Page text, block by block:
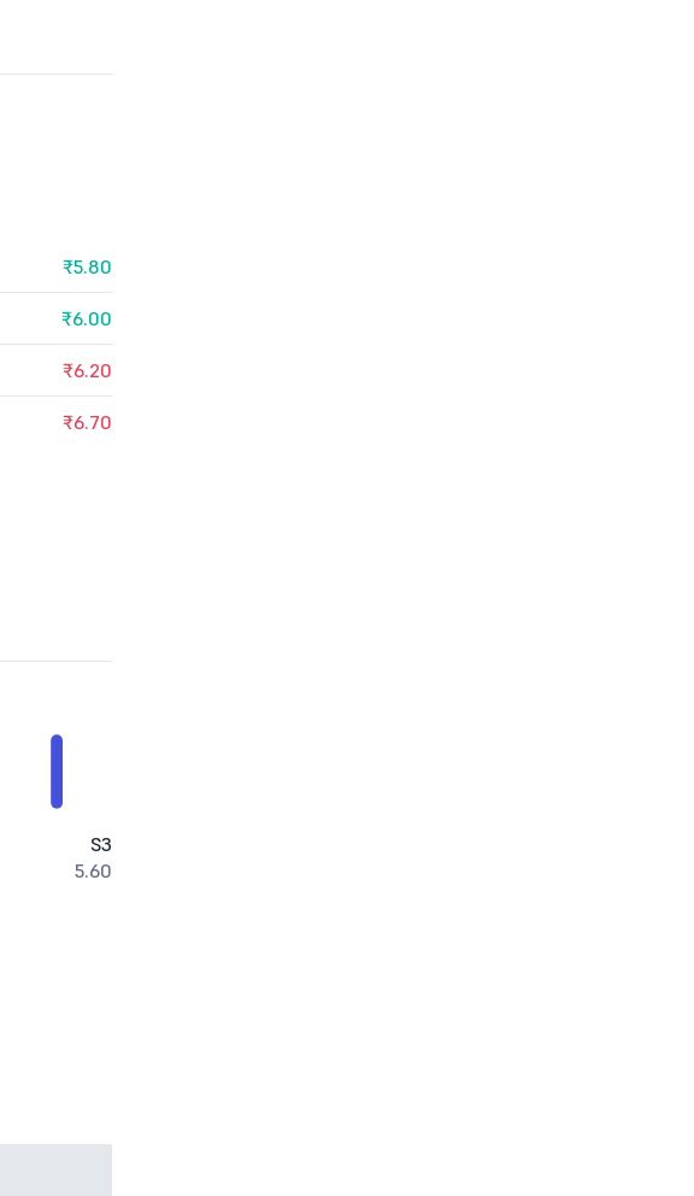
₹5.80
₹6.00
₹6.20
₹6.70
S3
5.60